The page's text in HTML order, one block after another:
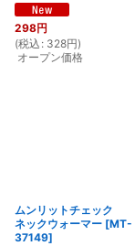
298円
(税込 : 328円)
オープン価格
ムンリットチェック
ネックウォーマー [MT-
37149]